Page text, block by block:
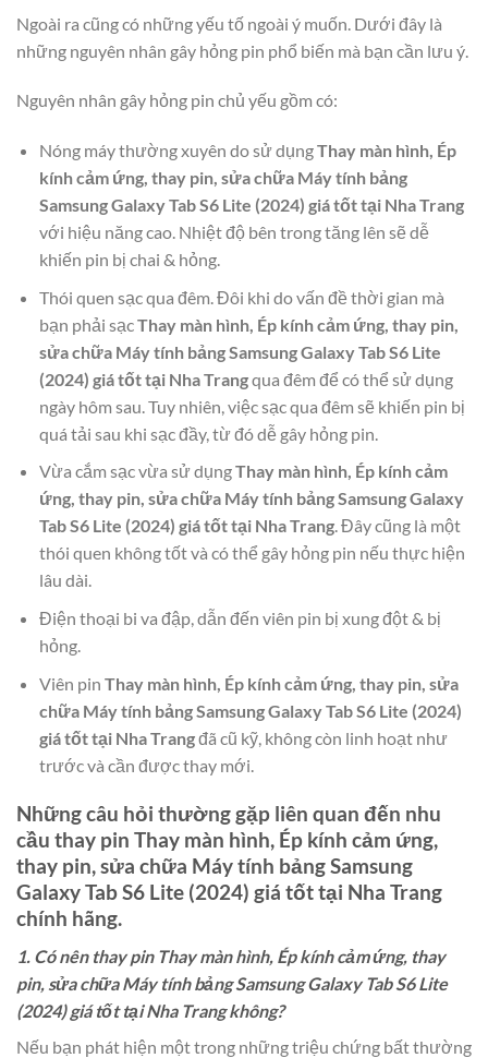
Ngoài ra cũng có những yếu tố ngoài ý muốn. Dưới đây là
những nguyên nhân gây hỏng pin phổ biến mà bạn cần lưu ý.
Nguyên nhân gây hỏng pin chủ yếu gồm có:
Nóng máy thường xuyên do sử dụngThay màn hình, Ép
kính cảm ứng, thay pin, sửa chữa Máy tính bảng
Samsung Galaxy Tab S6 Lite (2024) giá tốt tại Nha Trang
với hiệu năng cao. Nhiệt độ bên trong tăng lên sẽ dễ
khiến pin bị chai & hỏng.
Thói quen sạc qua đêm. Đôi khi do vấn đề thời gian mà
bạn phải sạcThay màn hình, Ép kính cảm ứng, thay pin,
sửa chữa Máy tính bảng Samsung Galaxy Tab S6 Lite
(2024) giá tốt tại Nha Trangqua đêm để có thể sử dụng
ngày hôm sau. Tuy nhiên, việc sạc qua đêm sẽ khiến pin bị
quá tải sau khi sạc đầy, từ đó dễ gây hỏng pin.
Vừa cắm sạc vừa sử dụngThay màn hình, Ép kính cảm
ứng, thay pin, sửa chữa Máy tính bảng Samsung Galaxy
Tab S6 Lite (2024) giá tốt tại Nha Trang. Đây cũng là một
thói quen không tốt và có thể gây hỏng pin nếu thực hiện
lâu dài.
Điện thoại bi va đập, dẫn đến viên pin bị xung đột & bị
hỏng.
Viên pin Thay màn hình, Ép kính cảm ứng, thay pin, sửa
chữa Máy tính bảng Samsung Galaxy Tab S6 Lite (2024)
giá tốt tại Nha Trangđã cũ kỹ, không còn linh hoạt như
trước và cần được thay mới.
Những câu hỏi thường gặp liên quan đến nhu
cầu thay pin Thay màn hình, Ép kính cảm ứng,
thay pin, sửa chữa Máy tính bảng Samsung
Galaxy Tab S6 Lite (2024) giá tốt tại Nha Trang
chính hãng.
1. Có nên thay pin Thay màn hình, Ép kính cảm ứng, thay
pin, sửa chữa Máy tính bảng Samsung Galaxy Tab S6 Lite
(2024) giá tốt tại Nha Trang không?
Nếu bạn phát hiện một trong những triệu chứng bất thường